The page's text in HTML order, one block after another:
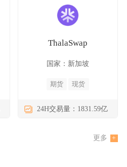
ThalaSwap
国家：新加坡
期货 现货
24H交易量：1831.59亿
更多